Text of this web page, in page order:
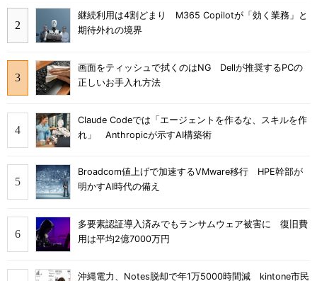
継続利用は4割どまり M365 Copilotが「効く業務」と
期待外れの境界
画面をティッシュで拭くのはNG Dellが推奨するPCの
正しいお手入れ方法
Claude Codeでは「エージェントを作るな、スキルを作
れ」 Anthropicが示すAI構築術
Broadcom値上げで加速するVMware移行 HPE幹部が
明かすAI時代の備え
多要素認証導入済みでもランサムウェア被害に 復旧費
用は平均2億7000万円
沖縄電力、Notes脱却で年1万5000時間減 kintone市民